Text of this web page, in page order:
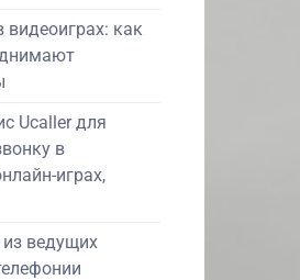
как
Ucaller для
в
играх,
ведущих